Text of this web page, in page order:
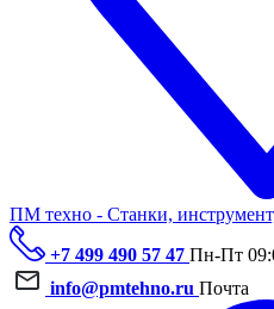
ПМ техно - Станки,
+7 499 490 57 47 Пн-Пт
info@pmtehno.ru Почта